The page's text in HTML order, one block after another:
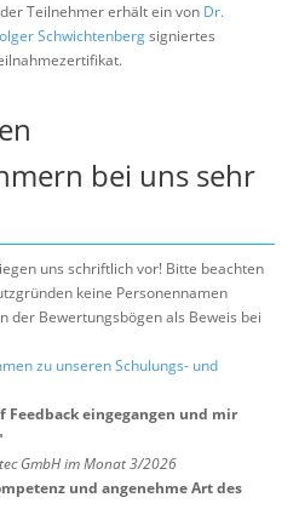
Teilnehmer erhält ein von Dr.
Schwichtenbergsigniertes
bei uns sehr
uns schriftlich vor! Bitte beachten
keine Personennamen
der Bewertungsbögen als Beweis bei
zu unseren Schulungs- und
Feedback eingegangen und mir
GmbH im Monat 3/2026
und angenehme Art des